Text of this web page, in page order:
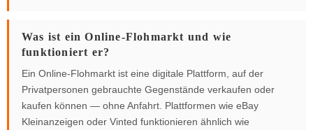
Was ist ein Online-Flohmarkt und wie
funktioniert er?
Ein Online-Flohmarkt ist eine digitale Plattform, auf der
Privatpersonen gebrauchte Gegenstände verkaufen oder
kaufen können — ohne Anfahrt. Plattformen wie eBay
Kleinanzeigen oder Vinted funktionieren ähnlich wie